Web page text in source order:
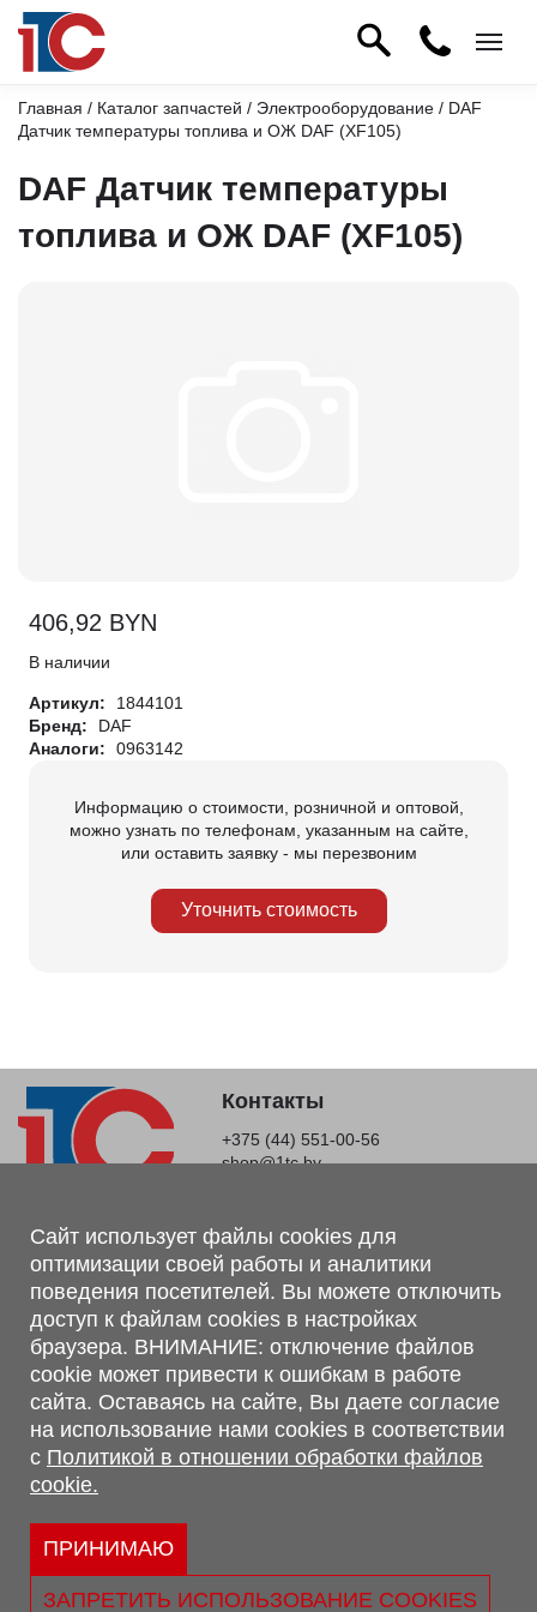
Главная / Каталог запчастей / Электрооборудование / DAF
Датчик температуры топлива и ОЖ DAF (XF105)
DAF Датчик температуры
топлива и ОЖ DAF (XF105)
406,92 BYN
В наличии
Артикул:
1844101
Бренд:
DAF
Аналоги:
0963142
Информацию о стоимости, розничной и оптовой,
можно узнать по телефонам, указанным на сайте,
или оставить заявку - мы перезвоним
Уточнить стоимость
Контакты
+375 (44) 551-00-56
shop@1tc.by
Магазин, склад
г. Минск, Минский р-н, п. Привольный, ул. Мира, 20А,
223062
г. Брест, ул. Лейтенанта Рябцева, 108 В, 224701
Обращаем Ваше внимание, что вся предоставленная на сайте
информация, касающаяся комплектаций, технических
характеристик, цветовых сочетаний, а также стоимости и
сервисного обслуживания носит информационный характер и
не является публичной офертой, определяемой п.2 ст.407
Гражданского кодекса Республики Беларусь.
Политика обработки персональных данных
Политикой в отношении обработки файлов cookie.
Сайт использует файлы cookies для
оптимизации своей работы и аналитики
поведения посетителей. Вы можете отключить
доступ к файлам cookies в настройках
браузера. ВНИМАНИЕ: отключение файлов
cookie может привести к ошибкам в работе
сайта. Оставаясь на сайте, Вы даете согласие
на использование нами cookies в соответствии
с Политикой в отношении обработки файлов
cookie.
ПРИНИМАЮ
ЗАПРЕТИТЬ ИСПОЛЬЗОВАНИЕ COOKIES